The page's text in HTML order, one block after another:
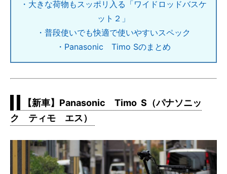
・大きな荷物もスッポリ入る「ワイドロッドバスケ
ット２」
・普段使いでも快適で使いやすいスペック
・Panasonic Timo Sのまとめ
【新車】Panasonic Timo S（パナソニッ
ク ティモ エス）